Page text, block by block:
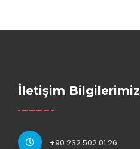
İletişim Bilgilerimiz
+90 232 502 01 26